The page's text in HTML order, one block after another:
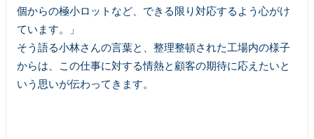
個からの極小ロットなど、できる限り対応するよう心がけ
ています。」
そう語る小林さんの言葉と、整理整頓された工場内の様子
からは、この仕事に対する情熱と顧客の期待に応えたいと
いう思いが伝わってきます。